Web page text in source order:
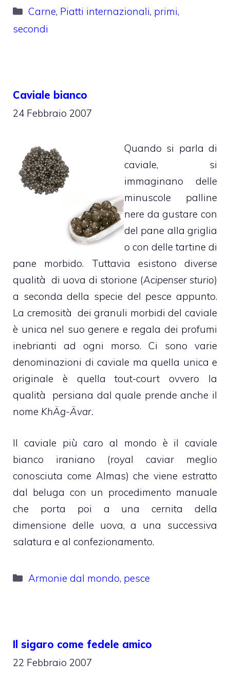
Categorie
Carne, Piatti internazionali, primi,
secondi
Caviale bianco
24 Febbraio 2007
Quando si parla di
caviale, si
immaginano delle
minuscole palline
nere da gustare con
del pane alla griglia
o con delle tartine di
pane morbido. Tuttavia esistono diverse
qualità di uova di storione (Acipenser sturio)
a seconda della specie del pesce appunto.
La cremosità dei granuli morbidi del caviale
è unica nel suo genere e regala dei profumi
inebrianti ad ogni morso. Ci sono varie
denominazioni di caviale ma quella unica e
originale è quella tout-court ovvero la
qualità persiana dal quale prende anche il
nome KhÄg-Ävar.
Il caviale più caro al mondo è il caviale
bianco iraniano (royal caviar meglio
conosciuta come Almas) che viene estratto
dal beluga con un procedimento manuale
che porta poi a una cernita della
dimensione delle uova, a una successiva
salatura e al confezionamento.
Categorie
Armonie dal mondo, pesce
Il sigaro come fedele amico
22 Febbraio 2007